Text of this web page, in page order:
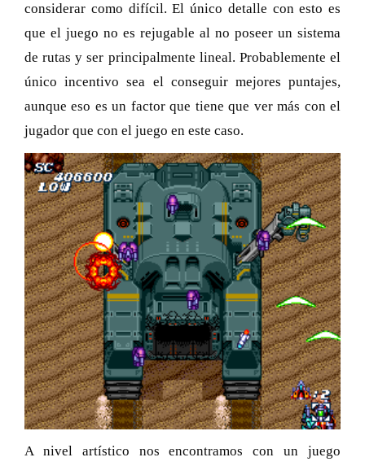
considerar como difícil. El único detalle con esto es
que el juego no es rejugable al no poseer un sistema
de rutas y ser principalmente lineal. Probablemente el
único incentivo sea el conseguir mejores puntajes,
aunque eso es un factor que tiene que ver más con el
jugador que con el juego en este caso.
A nivel artístico nos encontramos con un juego